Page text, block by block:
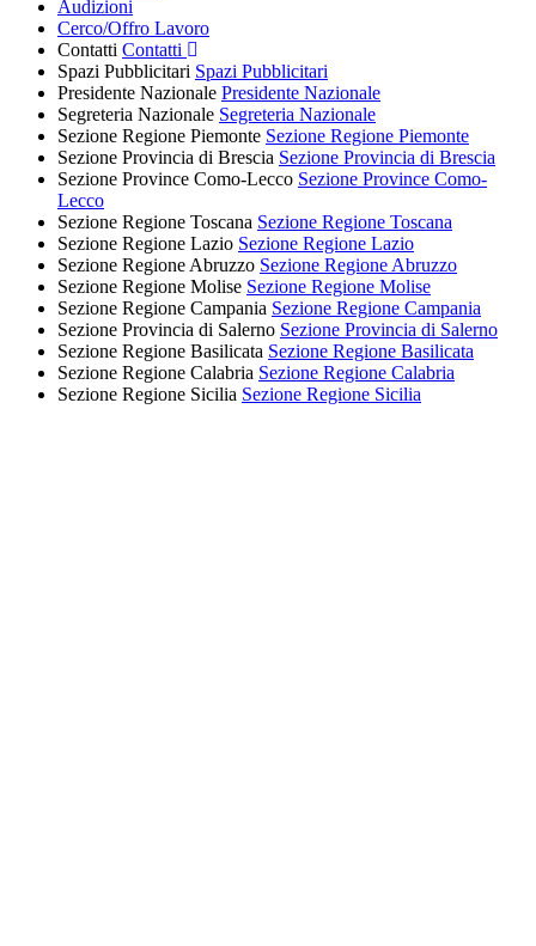
Audizioni
Cerco/Offro Lavoro
Contatti Contatti
Spazi Pubblicitari Spazi Pubblicitari
Presidente Nazionale Presidente Nazionale
Segreteria Nazionale Segreteria Nazionale
Sezione Regione Piemonte Sezione Regione Piemonte
Sezione Provincia di Brescia Sezione Provincia di Brescia
Sezione Province Como-Lecco Sezione Province Como-
Lecco
Sezione Regione Toscana Sezione Regione Toscana
Sezione Regione Lazio Sezione Regione Lazio
Sezione Regione Abruzzo Sezione Regione Abruzzo
Sezione Regione Molise Sezione Regione Molise
Sezione Regione Campania Sezione Regione Campania
Sezione Provincia di Salerno Sezione Provincia di Salerno
Sezione Regione Basilicata Sezione Regione Basilicata
Sezione Regione Calabria Sezione Regione Calabria
Sezione Regione Sicilia Sezione Regione Sicilia